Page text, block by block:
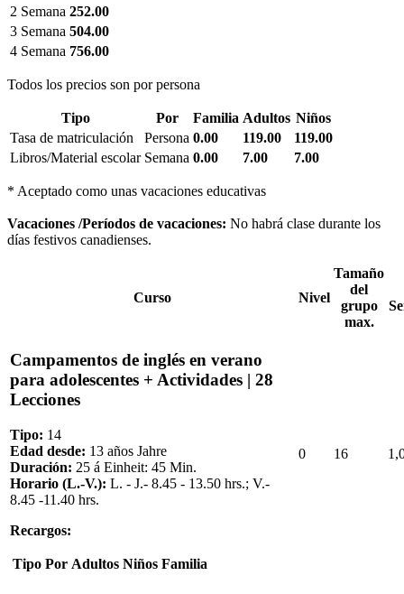
2 Semana 252.00
3 Semana 504.00
4 Semana 756.00
Todos los precios son por persona
Tipo Por Familia Adultos Niños
Tasa de matriculación
Persona 0.00 119.00
119.00
Libros/Material escolar Semana 0.00 7.00 7.00
* Aceptado como unas vacaciones educativas
Vacaciones /Períodos de vacaciones: No habrá clase durante los
días festivos canadienses.
Curso Nivel
Tamaño
del
grupo
max.
Campamentos de inglés en verano
para adolescentes + Actividades | 28
Lecciones
Tipo: 14
Edad desde: 13 años Jahre
Duración: 25 á Einheit: 45 Min.
Horario (L.-V.): L. - J.- 8.45 - 13.50 hrs.; V.-
8.45 -11.40 hrs.
Recargos:
Tipo Por Adultos Niños Familia
0 16